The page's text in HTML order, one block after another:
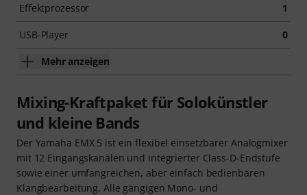
Effektprozessor 1
USB-Player 0
Mehr anzeigen
Mixing-Kraftpaket für Solokünstler
und kleine Bands
Der Yamaha EMX 5 ist ein flexibel einsetzbarer Analogmixer
mit 12 Eingangskanälen und integrierter Class-D-Endstufe
sowie einer umfangreichen, aber einfach bedienbaren
Klangbearbeitung. Alle gängigen Mono- und